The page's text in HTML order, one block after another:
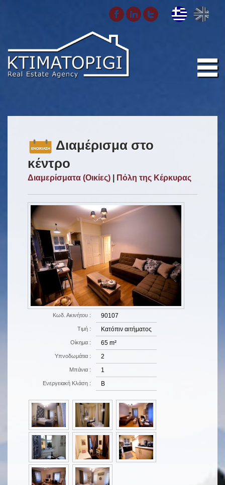
Διαμέρισμα στο
κέντρο
Διαμερίσματα (Οικίες) Πόλη της Κέρκυρας
Κωδ. Ακινήτου : 90107
Τιμή : Κατόπιν αιτήματος
Οίκημα : 65 m²
Υπνοδωμάτια : 2
Μπάνια : 1
Ενεργειακή Κλάση : B